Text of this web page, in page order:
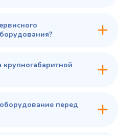
крупногабаритной
перед